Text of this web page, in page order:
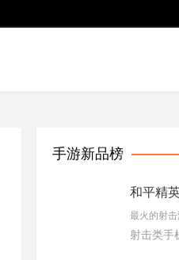
手游新品榜
和平精
最火的射
射击类手